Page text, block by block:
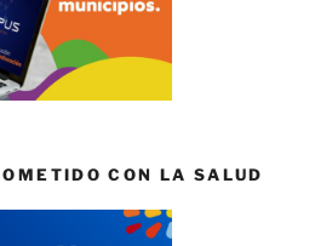
CON LA SALUD